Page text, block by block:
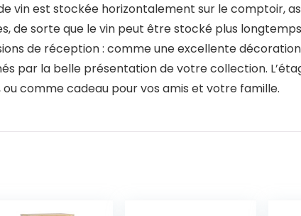
vin est stockée horizontalement sur le comptoir,
de sorte que le vin peut être stocké plus
de réception : comme une excellente
par la belle présentation de votre collection.
ou comme cadeau pour vos amis et votre famille.